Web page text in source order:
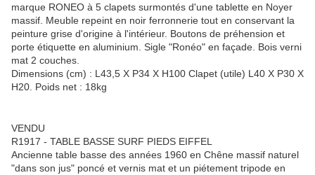
marque RONEO à 5 clapets surmontés d'une tablette en Noyer
massif. Meuble repeint en noir ferronnerie tout en conservant la
peinture grise d'origine à l'intérieur. Boutons de préhension et
porte étiquette en aluminium. Sigle "Ronéo" en façade. Bois verni
mat 2 couches.
Dimensions (cm) : L43,5 X P34 X H100 Clapet (utile) L40 X P30 X
H20. Poids net : 18kg
VENDU
R1917 - TABLE BASSE SURF PIEDS EIFFEL
Ancienne table basse des années 1960 en Chêne massif naturel
"dans son jus" poncé et vernis mat et un piétement tripode en